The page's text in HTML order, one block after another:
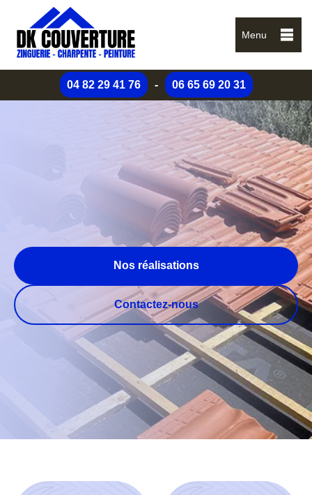
Menu
04 82 29 41 76 - 06 65 69 20 31
Nos réalisations
Contactez-nous